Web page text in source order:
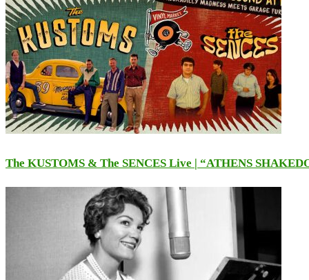
The KUSTOMS & The SENCES Live | “ATHENS